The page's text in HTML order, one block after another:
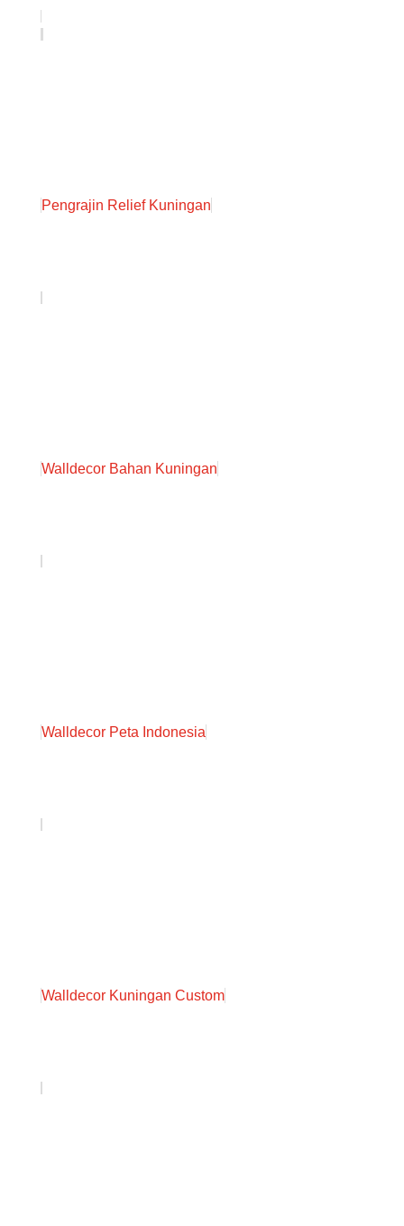
Pengrajin Relief Kuningan
Walldecor Bahan Kuningan
Walldecor Peta Indonesia
Walldecor Kuningan Custom